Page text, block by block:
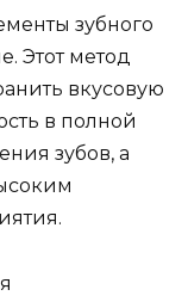
зубного
Этот метод
вкусовую
в полной
зубов, а